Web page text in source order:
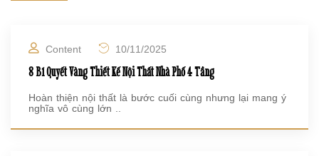
Content 10/11/2025
8 Bí Quyết Vàng Thiết Kế Nội Thất Nhà Phố 4 Tầng
Hoàn thiện nội thất là bước cuối cùng nhưng lại mang ý
nghĩa vô cùng lớn ..